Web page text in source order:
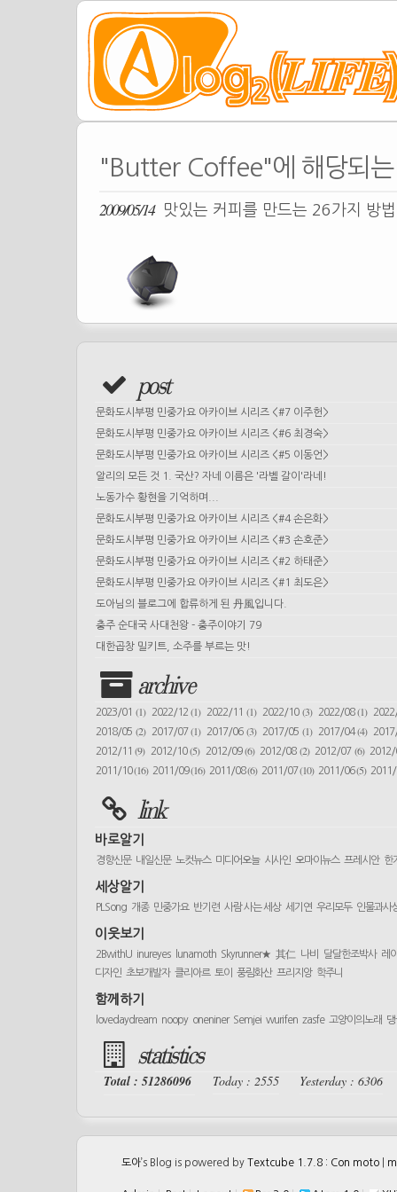
"Butter Coffee"에 해당되
2009/05/14 맛있는 커피를 만드는 26가지 방
post
문화도시부평 민중가요 아카이브 시리즈 <#7 이주헌>
문화도시부평 민중가요 아카이브 시리즈 <#6 최경숙>
문화도시부평 민중가요 아카이브 시리즈 <#5 이동언>
알리의 모든 것 1. 국산? 자네 이름은 '라벨 갈이'라네!
노동가수 황현을 기억하며...
문화도시부평 민중가요 아카이브 시리즈 <#4 손은화>
문화도시부평 민중가요 아카이브 시리즈 <#3 손호준>
문화도시부평 민중가요 아카이브 시리즈 <#2 하태준>
문화도시부평 민중가요 아카이브 시리즈 <#1 최도은>
도아님의 블로그에 합류하게 된 丹風입니다.
충주 순대국 사대천왕 - 충주이야기 79
대한곱창 밀키트, 소주를 부르는 맛!
archive
2023/01 (1) 2022/12(1) 2022/11(1) 2022/10 (3) 2022/08(1)
2018/05 (2) 2017/07(1) 2017/06(3) 2017/05 (1) 2017/04(4)
2012/11(9) 2012/10(5) 2012/09(6) 2012/08 (2) 2012/07 (6)
2011/10(16) 2011/09(16) 2011/08(6) 2011/07(10) 2011/06(5)
link
바로알기
경향신문 내일신문 노컷뉴스 미디어오늘 시사인 오마이뉴스 프레시안 한
세상알기
PLSong 개종 민중가요 반기련 사람 사는 세상 세기연 우리모두 인물과사
이웃보기
2BwithU inureyes lunamoth Skyrunner★ 其仁 나비 달달한조박사 레
디자인 초보개발자 클리아르 토이 풍림화산 프리지앙 학주니
함께하기
lovedaydream noopy oneniner Semjei wurifen zasfe 고양이의노래
statistics
Total : 51286096 Today : 2555 Yesterday : 6306
도아’s Blog is powered by Textcube 1.7.8 : Con moto